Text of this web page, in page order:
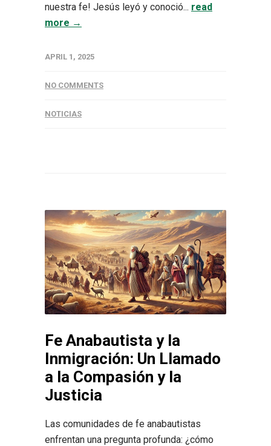
nuestra fe! Jesús leyó y conoció... read
more →
APRIL 1, 2025
NO COMMENTS
NOTICIAS
Fe Anabautista y la
Inmigración: Un Llamado
a la Compasión y la
Justicia
Las comunidades de fe anabautistas
enfrentan una pregunta profunda: ¿cómo